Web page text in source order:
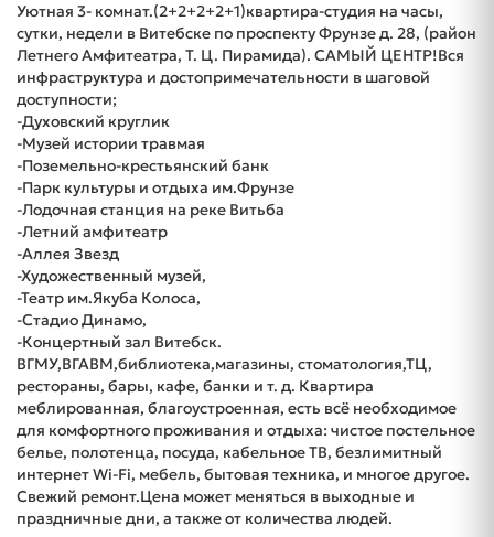
Уютная 3- комнат.(2+2+2+2+1)квартира-студия на часы,
сутки, недели в Витебске по проспекту Фрунзе д. 28, (район
Летнего Амфитеатра, Т. Ц. Пирамида). САМЫЙ ЦЕНТР!Вся
инфраструктура и достопримечательности в шаговой
доступности;
-Духовский круглик
-Музей истории травмая
-Поземельно-крестьянский банк
-Парк культуры и отдыха им.Фрунзе
-Лодочная станция на реке Витьба
-Летний амфитеатр
-Аллея Звезд
-Художественный музей,
-Театр им.Якуба Колоса,
-Стадио Динамо,
-Концертный зал Витебск.
ВГМУ,ВГАВМ,библиотека,магазины, стоматология,ТЦ,
рестораны, бары, кафе, банки и т. д. Квартира
меблированная, благоустроенная, есть всё необходимое
для комфортного проживания и отдыха: чистое постельное
белье, полотенца, посуда, кабельное ТВ, безлимитный
интернет Wi-Fi, мебель, бытовая техника, и многое другое.
Свежий ремонт.Цена может меняться в выходные и
праздничные дни, а также от количества людей.